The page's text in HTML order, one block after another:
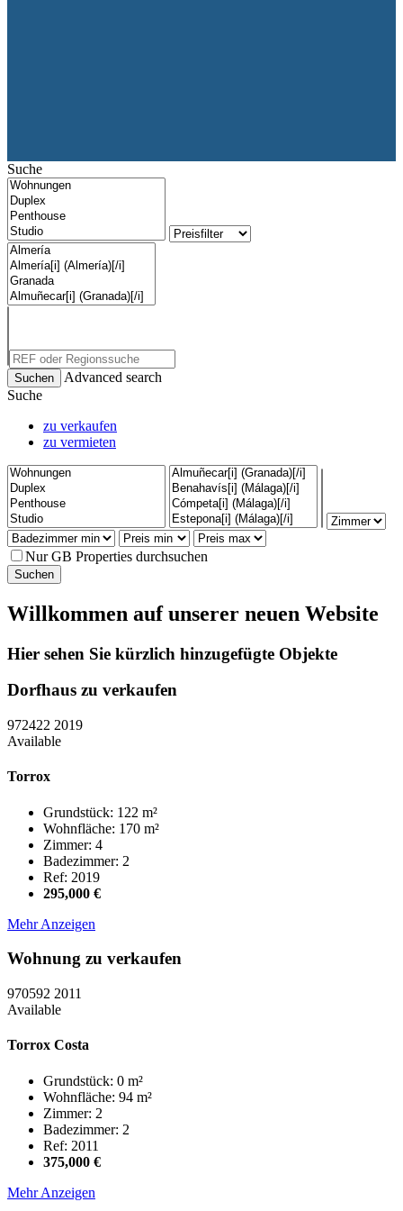
Suche
Advanced search
Suche
zu verkaufen
zu vermieten
Nur GB Properties durchsuchen
Willkommen auf unserer neuen Website
Hier sehen Sie kürzlich hinzugefügte Objekte
Dorfhaus zu verkaufen
972422 2019
Available
Torrox
Grundstück: 122 m²
Wohnfläche: 170 m²
Zimmer: 4
Badezimmer: 2
Ref: 2019
295,000 €
Mehr Anzeigen
Wohnung zu verkaufen
970592 2011
Available
Torrox Costa
Grundstück: 0 m²
Wohnfläche: 94 m²
Zimmer: 2
Badezimmer: 2
Ref: 2011
375,000 €
Mehr Anzeigen